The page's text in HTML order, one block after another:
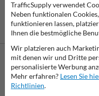
TrafficSupply verwendet
Neben funktionalen
funktionieren lassen,
Ihnen die bestmögliche
Wir platzieren auch
mit denen wir und Dritte
personalisierte Werbung
Mehr erfahren? Lesen Sie
Richtlinien.